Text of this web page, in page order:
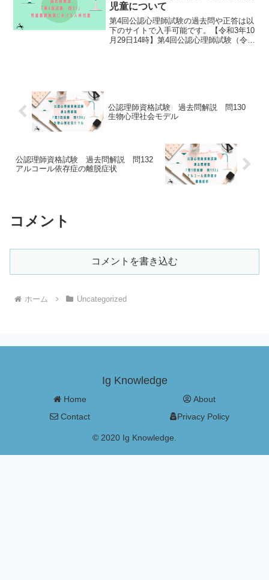
児童について
第4回公認心理師試験の過去問や正答は以
下のサイトで入手可能です。【令和3年10
月29日14時】第4回公認心理師試験（令和
公認理師資格試験 過去問解説 問130
生物心理社会モデル
公認理師資格試験 過去問解説 問132
アルコール依存症の離脱症状
コメント
コメントを書き込む
ホーム Uncategorized
Ig Knowledge
Home
About
Contact
Privacy Policy
© 2020 Ig Knowledge.